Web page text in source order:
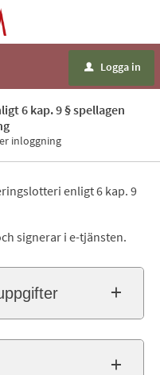
u Logga in
6 kap. 9 § spellagen
inloggning
enligt 6 kap. 9
signerar i e-tjänsten.